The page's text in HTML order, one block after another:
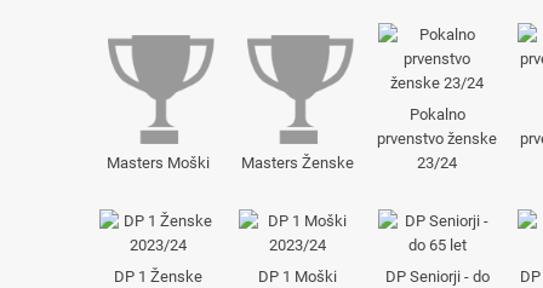
Masters Moški Masters Ženske
Pokalno
prvenstvo ženske
23/24
DP 1 Ženske
DP 1 Moški
DP Seniorji - do